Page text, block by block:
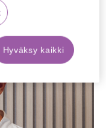
Hyväksy kaikki